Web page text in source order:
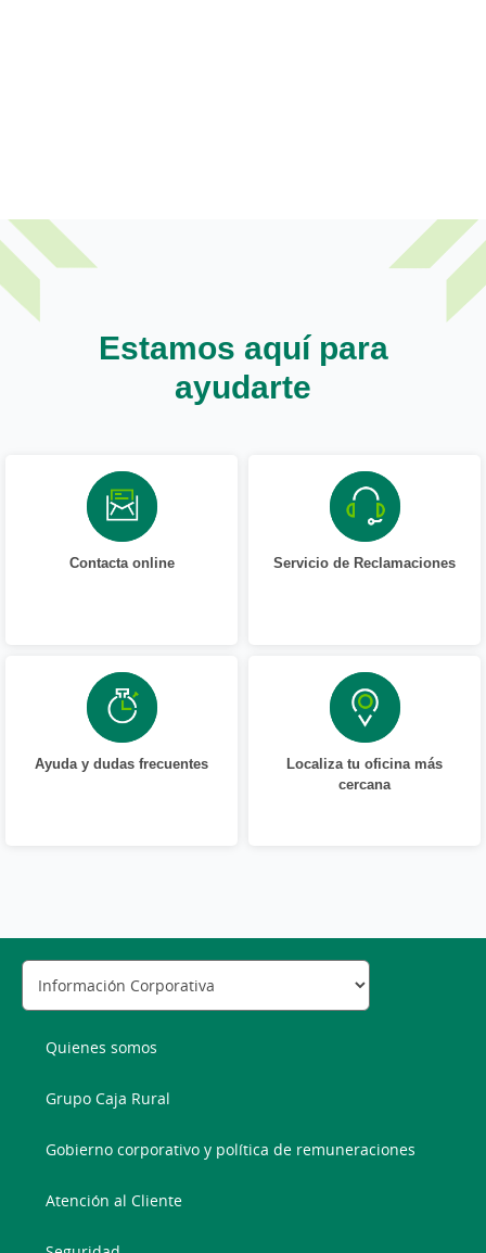
Estamos aquí para
ayudarte
Contacta online Servicio de Reclamaciones
Ayuda y dudas frecuentes
Localiza tu oficina más
cercana
Quienes somos
Grupo Caja Rural
Gobierno corporativo y política de remuneraciones
Atención al Cliente